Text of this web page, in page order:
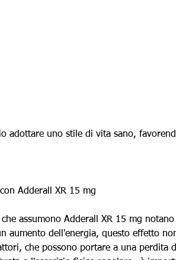
adottare uno stile di vita sano,
Adderall XR 15 mg
assumono Adderall XR 15 mg
aumento dell'energia, questo effetto
che possono portare a una perdita